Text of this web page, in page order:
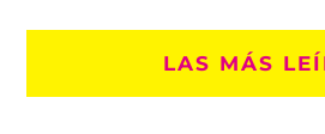
LAS MÁS